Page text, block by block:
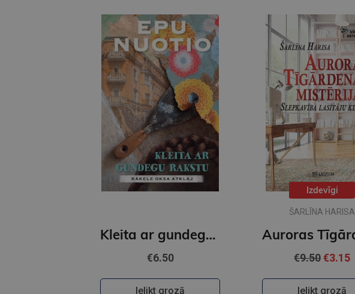
Kleita ar gundegu rakstu
€6.50
Ielikt grozā
Izdevīgi
ŠARLĪNA HARISA
€9.50€3.15
Ielikt grozā